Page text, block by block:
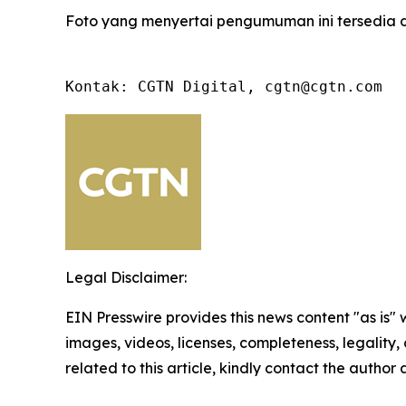
Foto yang menyertai pengumuman ini tersedia
Kontak: CGTN Digital, cgtn@cgtn.com
Legal Disclaimer:
EIN Presswire provides this news content "as
images, videos, licenses, completeness,
related to this article, kindly contact the author